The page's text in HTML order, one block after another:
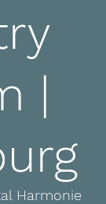
|
Harmonie